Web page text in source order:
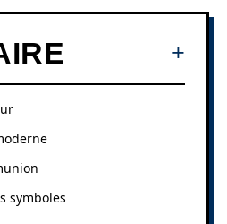
symboles